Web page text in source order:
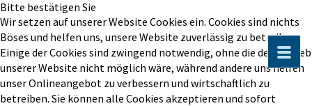
Bitte bestätigen Sie
Wir setzen auf unserer Website Cookies ein. Cookies sind nichts
Böses und helfen uns, unsere Website zuverlässig zu betreiben.
Einige der Cookies sind zwingend notwendig, ohne die der Betrieb
unserer Website nicht möglich wäre, während andere uns helfen
unser Onlineangebot zu verbessern und wirtschaftlich zu
betreiben. Sie können alle Cookies akzeptieren und sofort